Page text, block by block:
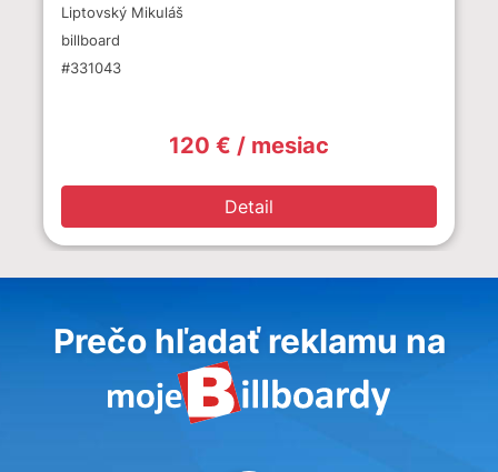
Liptovský Mikuláš
billboard
#331043
120 € / mesiac
Detail
Prečo hľadať reklamu na